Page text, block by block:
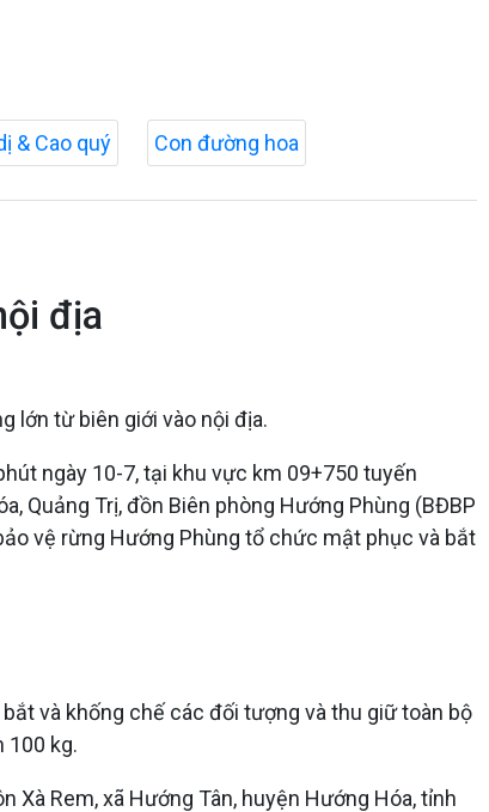
& Cao quý Con đường hoa
địa
lớn từ biên giới vào nội địa.
ngày 10-7, tại khu vực km 09+750 tuyến
Quảng Trị, đồn Biên phòng Hướng Phùng (BĐBP
vệ rừng Hướng Phùng tổ chức mật phục và bắt
và khống chế các đối tượng và thu giữ toàn bộ
100 kg.
Xà Rem, xã Hướng Tân, huyện Hướng Hóa, tỉnh